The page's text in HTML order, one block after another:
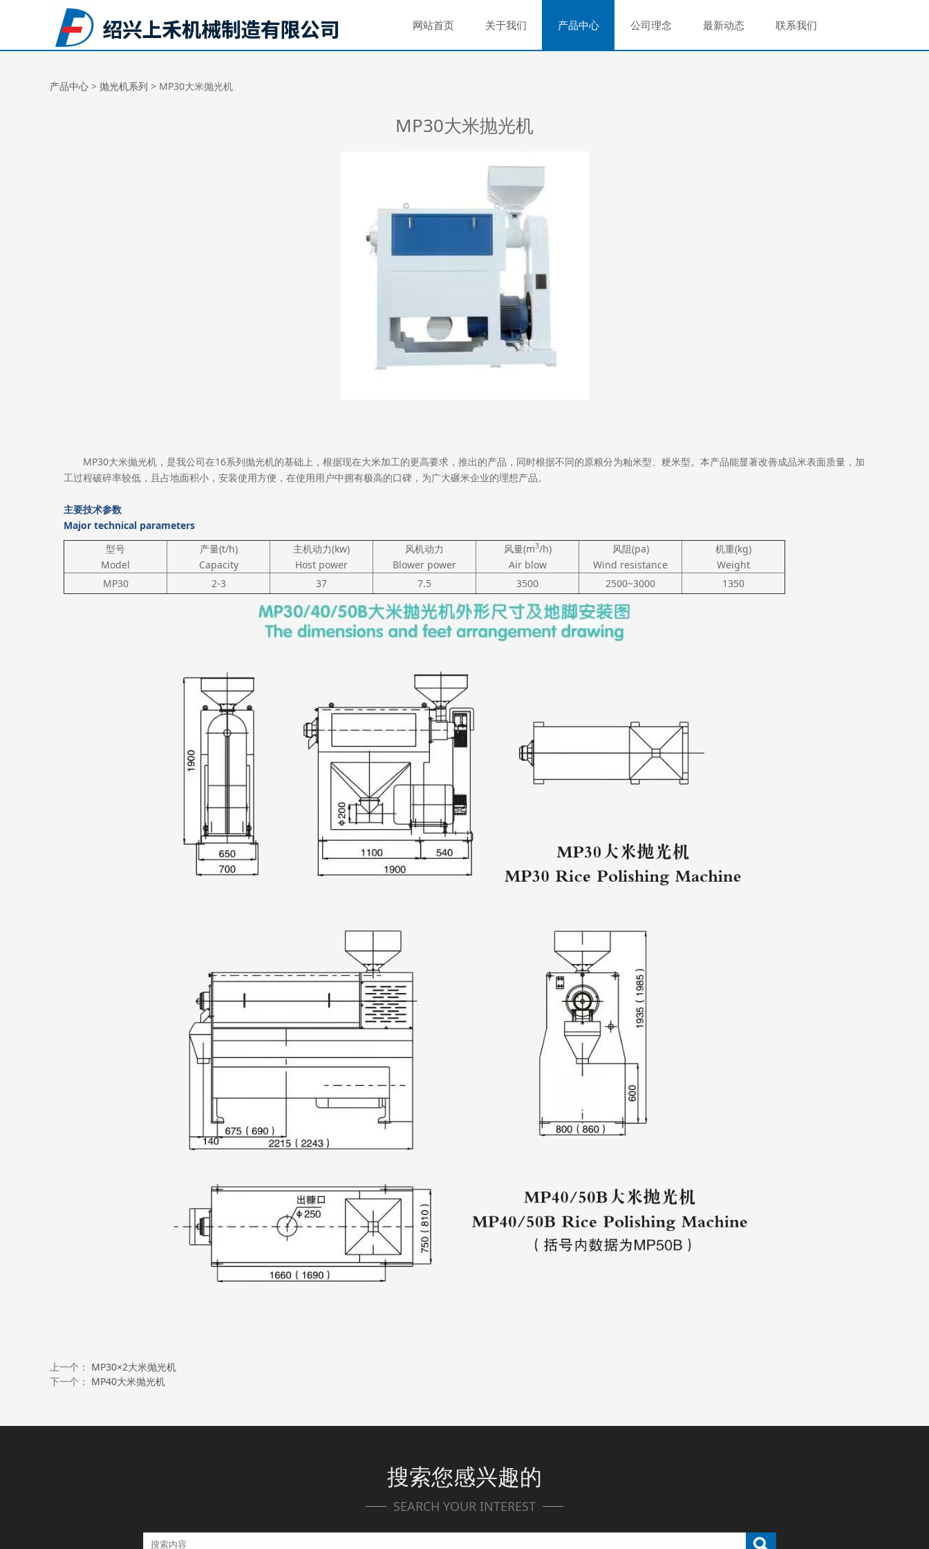
网站首页 关于我们 产品中心 公司理念 最新动态 联系我们
MP30大米抛光机
产品中心 > 抛光机系列 > MP30大米抛光机
MP30大米抛光机
MP30大米抛光机，是我公司在16系列抛光机的基础上，根据现在大米加工的更高要求，推出的产品，同时根据不同的原粮分为籼米型、粳米型。本产品能显著改善成品米表面质量，加
工过程破碎率较低，且占地面积小，安装使用方便，在使用用户中拥有极高的口碑，为广大碾米企业的理想产品。
主要技术参数
Major technical parameters
型号
Model
产量(t/h)
Capacity
主机动力(kw)
Host power
风机动力
Blower power
风量(m3/h)
Air blow
风阻(pa)
Wind resistance
机重(kg)
Weight
MP30
2-3 37 7.5 3500 2500~3000 1350
上一个： MP30×2大米抛光机
下一个： MP40大米抛光机
搜索您感兴趣的
SEARCH YOUR INTEREST